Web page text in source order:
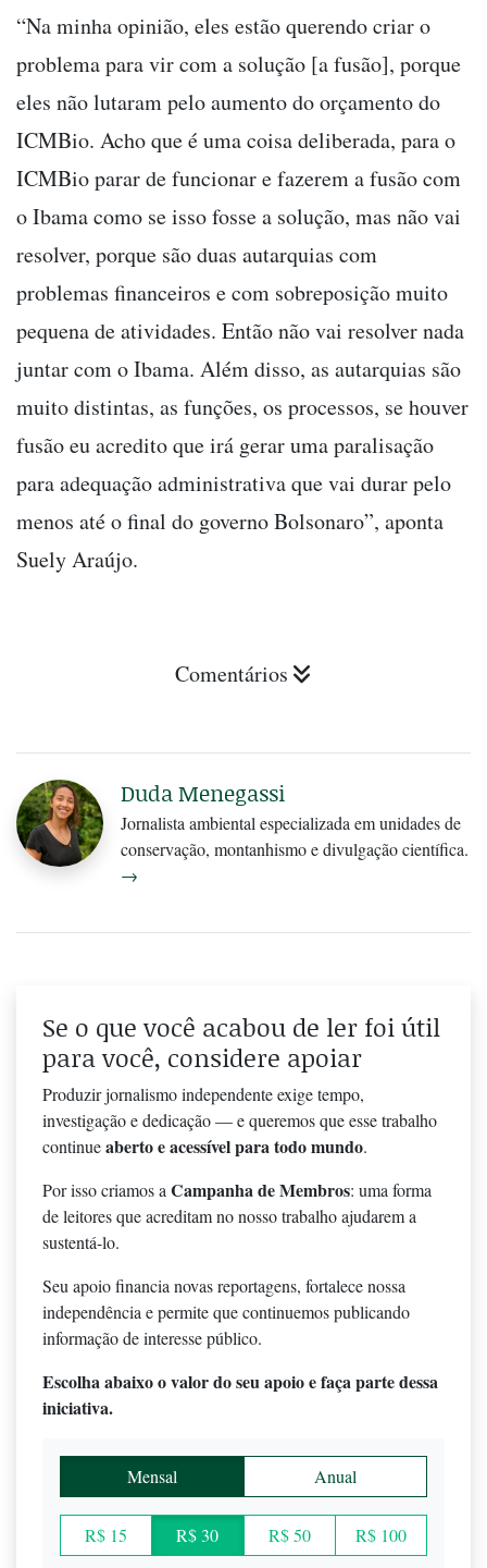
“Na minha opinião, eles estão querendo criar o
problema para vir com a solução [a fusão], porque
eles não lutaram pelo aumento do orçamento do
ICMBio. Acho que é uma coisa deliberada, para o
ICMBio parar de funcionar e fazerem a fusão com
o Ibama como se isso fosse a solução, mas não vai
resolver, porque são duas autarquias com
problemas financeiros e com sobreposição muito
pequena de atividades. Então não vai resolver nada
juntar com o Ibama. Além disso, as autarquias são
muito distintas, as funções, os processos, se houver
fusão eu acredito que irá gerar uma paralisação
para adequação administrativa que vai durar pelo
menos até o final do governo Bolsonaro”, aponta
Suely Araújo.
Comentários
Duda Menegassi
Jornalista ambiental especializada em unidades de
conservação, montanhismo e divulgação científica.
→
Se o que você acabou de ler foi útil
para você, considere apoiar
Produzir jornalismo independente exige tempo,
investigação e dedicação — e queremos que esse trabalho
continueaberto e acessível para todo mundo.
Por isso criamos a Campanha de Membros: uma forma
de leitores que acreditam no nosso trabalho ajudarem a
sustentá-lo.
Seu apoio financia novas reportagens, fortalece nossa
independência e permite que continuemos publicando
informação de interesse público.
Escolha abaixo o valor do seu apoio e faça parte dessa
iniciativa.
Mensal Anual
R$ 15 R$ 30 R$ 50 R$ 100